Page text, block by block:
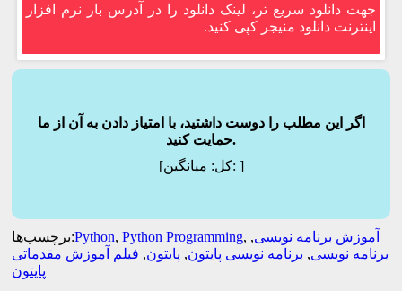
جهت دانلود سریع تر، لینک دانلود را در آدرس بار نرم افزار
اینترنت دانلود منیجر کپی کنید.
اگر این مطلب را دوست داشتید، با امتیاز دادن به آن از ما
حمایت کنید.
[کل:میانگین: ]
برچسب‌ها:Python, Python Programming, آموزش برنامه نویسی,
برنامه نویسی, برنامه نویسی پایتون, پایتون, فیلم آموزش مقدماتی
پایتون